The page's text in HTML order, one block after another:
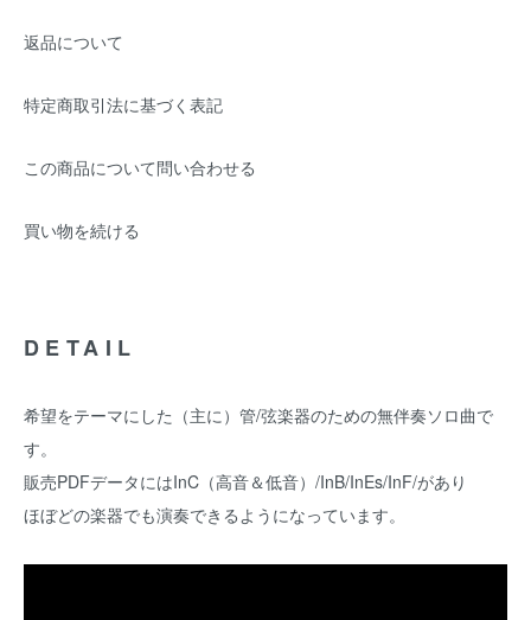
返品について
特定商取引法に基づく表記
この商品について問い合わせる
買い物を続ける
DETAIL
希望をテーマにした（主に）管/弦楽器のための無伴奏ソロ曲で
す。
販売PDFデータにはInC（高音＆低音）/InB/InEs/InF/があり
ほぼどの楽器でも演奏できるようになっています。